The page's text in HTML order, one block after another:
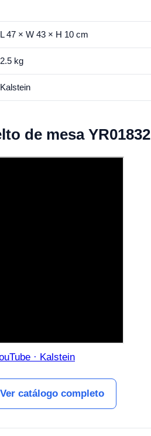
L 47 × W 43 × H 10 cm
2.5 kg
Kalstein
de mesa YR01832
· Kalstein
Ver catálogo completo